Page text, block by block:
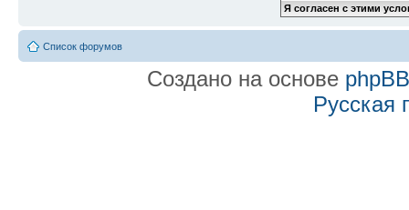
Список форумов
Создано на основе phpBB
Русская